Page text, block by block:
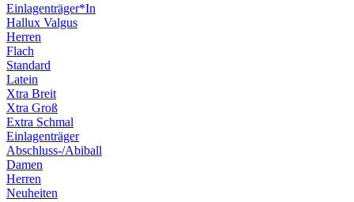
Einlagenträger*In
Hallux Valgus
Herren
Flach
Standard
Latein
Xtra Breit
Xtra Groß
Extra Schmal
Einlagenträger
Abschluss-/Abiball
Damen
Herren
Neuheiten